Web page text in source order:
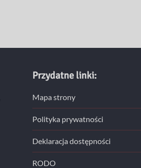
Przydatne linki:
Mapa strony
Polityka prywatności
Deklaracja dostępności
RODO